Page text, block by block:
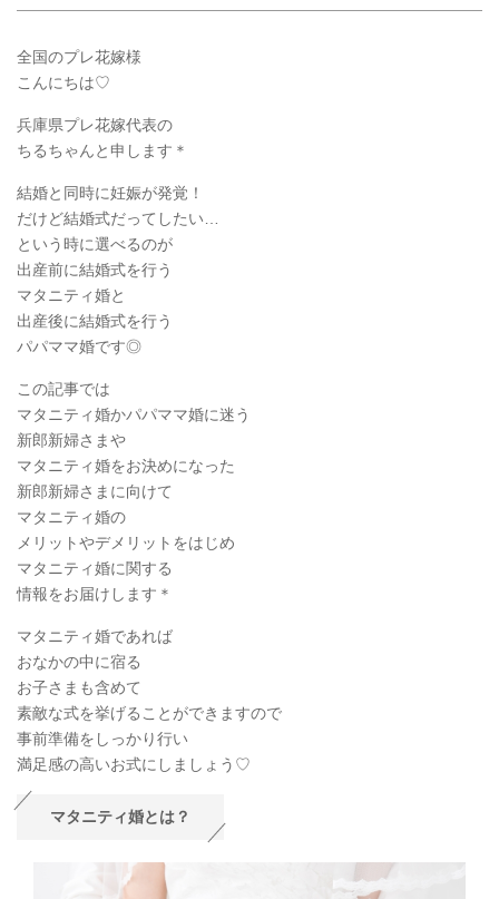
全国のプレ花嫁様
こんにちは♡
兵庫県プレ花嫁代表の
ちるちゃんと申します＊
結婚と同時に妊娠が発覚！
だけど結婚式だってしたい…
という時に選べるのが
出産前に結婚式を行う
マタニティ婚と
出産後に結婚式を行う
パパママ婚です◎
この記事では
マタニティ婚かパパママ婚に迷う
新郎新婦さまや
マタニティ婚をお決めになった
新郎新婦さまに向けて
マタニティ婚の
メリットやデメリットをはじめ
マタニティ婚に関する
情報をお届けします＊
マタニティ婚であれば
おなかの中に宿る
お子さまも含めて
素敵な式を挙げることができますので
事前準備をしっかり行い
満足感の高いお式にしましょう♡
マタニティ婚とは？